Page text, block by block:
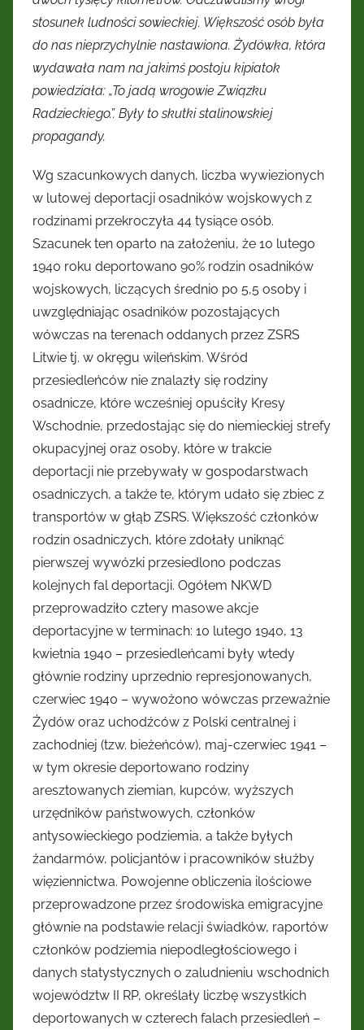
stosunek ludności sowieckiej. Większość osób była
do nas nieprzychylnie nastawiona. Żydówka, która
wydawała nam na jakimś postoju kipiatok
powiedziała: „To jadą wrogowie Związku
Radzieckiego.”. Były to skutki stalinowskiej
propagandy.
Wg szacunkowych danych, liczba wywiezionych
w lutowej deportacji osadników wojskowych z
rodzinami przekroczyła 44 tysiące osób.
Szacunek ten oparto na założeniu, że 10 lutego
1940 roku deportowano 90% rodzin osadników
wojskowych, liczących średnio po 5,5 osoby i
uwzględniając osadników pozostających
wówczas na terenach oddanych przez ZSRS
Litwie tj. w okręgu wileńskim. Wśród
przesiedleńców nie znalazły się rodziny
osadnicze, które wcześniej opuściły Kresy
Wschodnie, przedostając się do niemieckiej strefy
okupacyjnej oraz osoby, które w trakcie
deportacji nie przebywały w gospodarstwach
osadniczych, a także te, którym udało się zbiec z
transportów w głąb ZSRS. Większość członków
rodzin osadniczych, które zdołały uniknąć
pierwszej wywózki przesiedlono podczas
kolejnych fal deportacji. Ogółem NKWD
przeprowadziło cztery masowe akcje
deportacyjne w terminach: 10 lutego 1940, 13
kwietnia 1940 – przesiedleńcami były wtedy
głównie rodziny uprzednio represjonowanych,
czerwiec 1940 – wywożono wówczas przeważnie
Żydów oraz uchodźców z Polski centralnej i
zachodniej (tzw. bieżeńców), maj-czerwiec 1941 –
w tym okresie deportowano rodziny
aresztowanych ziemian, kupców, wyższych
urzędników państwowych, członków
antysowieckiego podziemia, a także byłych
żandarmów, policjantów i pracowników służby
więziennictwa. Powojenne obliczenia ilościowe
przeprowadzone przez środowiska emigracyjne
głównie na podstawie relacji świadków, raportów
członków podziemia niepodległościowego i
danych statystycznych o zaludnieniu wschodnich
województw II RP, określały liczbę wszystkich
deportowanych w czterech falach przesiedleń –